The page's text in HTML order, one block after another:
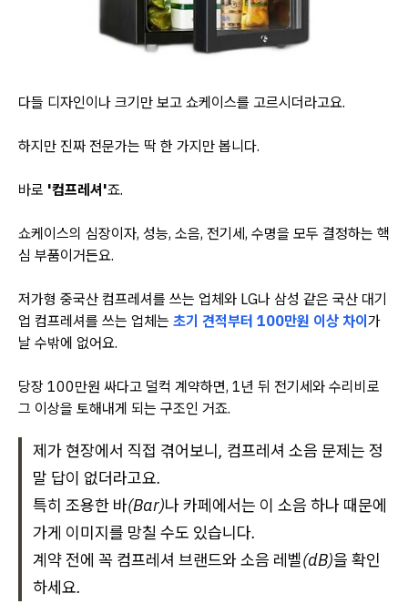
다들 디자인이나 크기만 보고 쇼케이스를 고르시더라고요.
하지만 진짜 전문가는 딱 한 가지만 봅니다.
바로 '컴프레셔'죠.
쇼케이스의 심장이자, 성능, 소음, 전기세, 수명을 모두 결정하는 핵
심 부품이거든요.
저가형 중국산 컴프레셔를 쓰는 업체와 LG나 삼성 같은 국산 대기
업 컴프레셔를 쓰는 업체는 초기 견적부터 100만원 이상 차이 가
날 수밖에 없어요.
당장 100만원 싸다고 덜컥 계약하면, 1년 뒤 전기세와 수리비로
그 이상을 토해내게 되는 구조인 거죠.
제가 현장에서 직접 겪어보니, 컴프레셔 소음 문제는 정
말 답이 없더라고요.
특히 조용한 바(Bar)나 카페에서는 이 소음 하나 때문에
가게 이미지를 망칠 수도 있습니다.
계약 전에 꼭 컴프레셔 브랜드와 소음 레벨(dB)을 확인
하세요.